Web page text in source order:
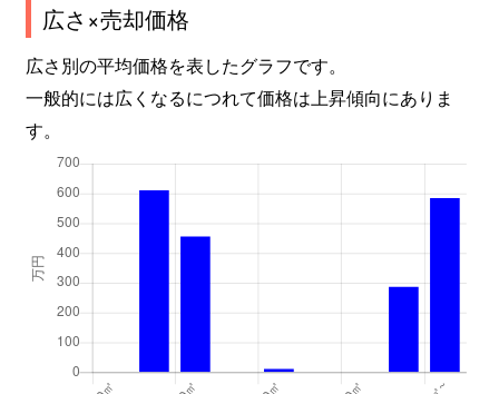
広さ×売却価格
広さ別の平均価格を表したグラフです。
一般的には広くなるにつれて価格は上昇傾向にありま
す。